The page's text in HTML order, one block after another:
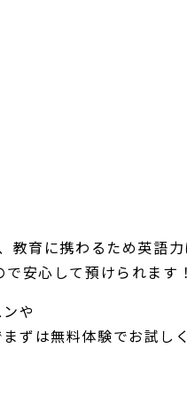
育に携わるため英語力
安心して預けられます！
や
ずは無料体験でお試し